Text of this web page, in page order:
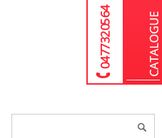
04 77 32 05 64